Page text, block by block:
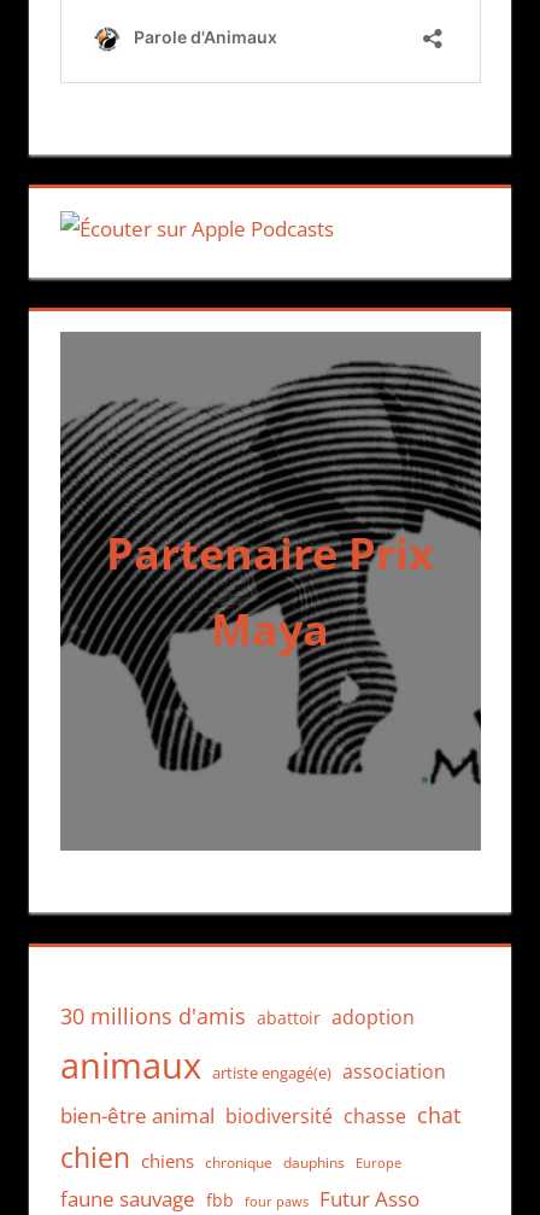
Partenaire Prix
Maya
30 millions d'amis abattoir adoption
animaux artiste engagé(e) association
bien-être animal biodiversité chasse chat
chien chiens chronique dauphins Europe
faune sauvage fbb four paws Futur Asso